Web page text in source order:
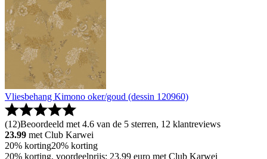
Vliesbehang Kimono oker/goud (dessin 120960)
(12)Beoordeeld met 4.6 van de 5 sterren, 12 klantreviews
23.99 met Club Karwei
20% korting20% korting
20% korting, voordeelprijs: 23.99 euro met Club Karwei